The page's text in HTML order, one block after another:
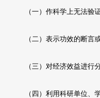
（一）作科学上无法验证
（二）表示功效的断言或
（三）对经济效益进行分
（四）利用科研单位、学